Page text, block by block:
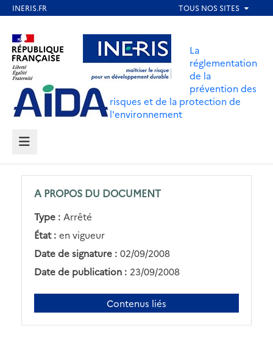
contenu
principal
Aller au contenu Aller au menu
Aller au pied de page
La
réglementation
de la
prévention des
risques et de la protection de
l'environnement
MENU
A PROPOS DU DOCUMENT
Type : Arrêté
État : en vigueur
Date de signature : 02/09/2008
Date de publication : 23/09/2008
Contenus liés